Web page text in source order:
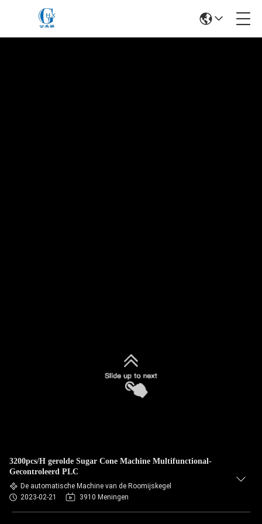
3200pcs/H gerolde Sugar Cone Machine Multifunctional-
Gecontroleerd PLC
De automatische Machine van de Roomijskegel
2023-02-21
3910 Meningen